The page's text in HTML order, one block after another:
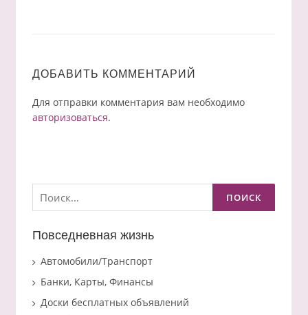
ДОБАВИТЬ КОММЕНТАРИЙ
Для отправки комментария вам необходимо
авторизоваться.
Найти:
Повседневная жизнь
Автомобили/Транспорт
Банки, Карты, Финансы
Доски бесплатных объявлений